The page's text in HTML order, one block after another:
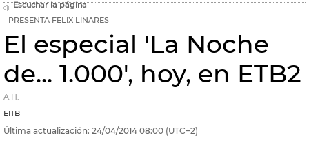
Escuchar la página
PRESENTA FELIX LINARES
El especial 'La Noche
de... 1.000', hoy, en ETB2
A.H.
EITB
Última actualización: 24/04/2014 08:00 (UTC+2)